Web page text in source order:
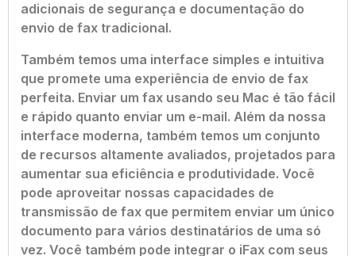
adicionais de segurança e documentação do
envio de fax tradicional.
Também temos uma interface simples e intuitiva
que promete uma experiência de envio de fax
perfeita. Enviar um fax usando seu Mac é tão fácil
e rápido quanto enviar um e-mail. Além da nossa
interface moderna, também temos um conjunto
de recursos altamente avaliados, projetados para
aumentar sua eficiência e produtividade. Você
pode aproveitar nossas capacidades de
transmissão de fax que permitem enviar um único
documento para vários destinatários de uma só
vez. Você também pode integrar o iFax com seus